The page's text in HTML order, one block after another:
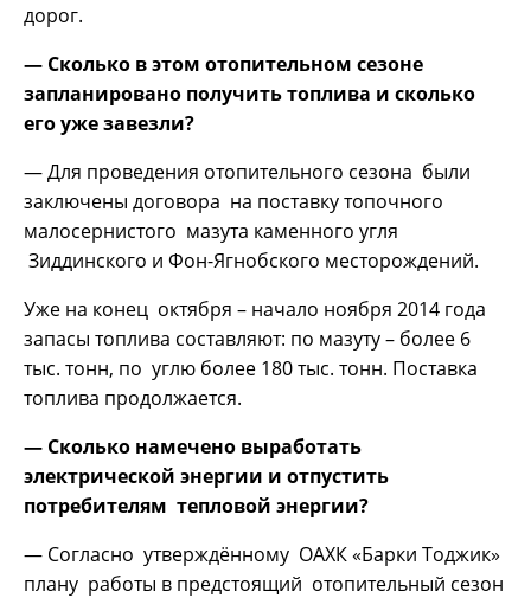
дорог.
— Сколько в этом отопительном сезоне
запланировано получить топлива и сколько
его уже завезли?
— Для проведения отопительного сезона были
заключены договора на поставку топочного
малосернистого мазута каменного угля
Зиддинского и Фон-Ягнобского месторождений.
Уже на конец октября – начало ноября 2014 года
запасы топлива составляют: по мазуту – более 6
тыс. тонн, по углю более 180 тыс. тонн. Поставка
топлива продолжается.
— Сколько намечено выработать
электрической энергии и отпустить
потребителям тепловой энергии?
— Согласно утверждённому ОАХК «Барки Тоджик»
плану работы в предстоящий отопительный сезон